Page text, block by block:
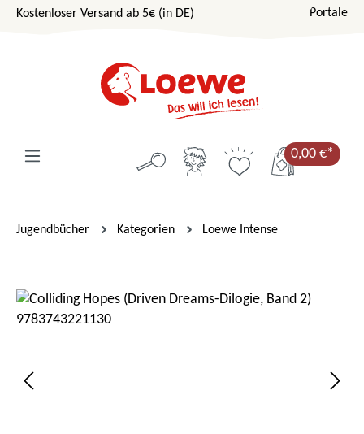
Zum Hauptinhalt springen
Kostenloser Versand ab 5€ (in DE) Portale
0,00 €*
Jugendbücher Kategorien Loewe Intense
Bildergalerie überspringen